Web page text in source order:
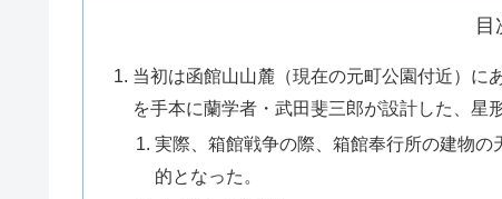
目
当初は函館山山麓（現在の元町公園付近）に
を手本に蘭学者・武田斐三郎が設計した、星
実際、箱館戦争の際、箱館奉行所の建物
的となった。